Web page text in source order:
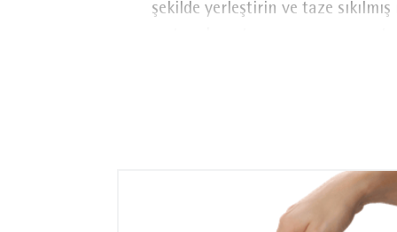
şekilde yerleştirin ve taze
tam lezzet ve aroma sunar -
sevdiğiniz yemeklere ve